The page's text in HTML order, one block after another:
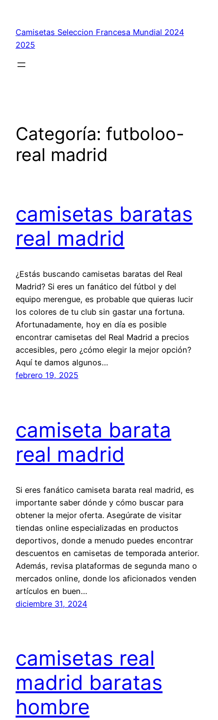
contenido
Camisetas Seleccion Francesa Mundial 2024
2025
Categoría: futboloo-
real madrid
camisetas baratas
real madrid
¿Estás buscando camisetas baratas del Real
Madrid? Si eres un fanático del fútbol y del
equipo merengue, es probable que quieras lucir
los colores de tu club sin gastar una fortuna.
Afortunadamente, hoy en día es posible
encontrar camisetas del Real Madrid a precios
accesibles, pero ¿cómo elegir la mejor opción?
Aquí te damos algunos…
febrero 19, 2025
camiseta barata
real madrid
Si eres fanático camiseta barata real madrid, es
importante saber dónde y cómo buscar para
obtener la mejor oferta. Asegúrate de visitar
tiendas online especializadas en productos
deportivos, donde a menudo puedes encontrar
descuentos en camisetas de temporada anterior.
Además, revisa plataformas de segunda mano o
mercados online, donde los aficionados venden
artículos en buen…
diciembre 31, 2024
camisetas real
madrid baratas
hombre